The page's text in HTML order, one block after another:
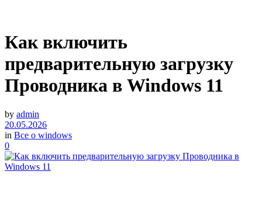
Как включить
предварительную загрузку
Проводника в Windows 11
by admin
20.05.2026
in Все о windows
0